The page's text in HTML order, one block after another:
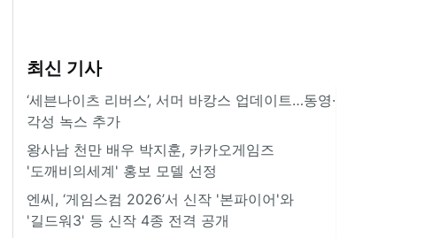
최신 기사
‘세븐나이츠 리버스’, 서머 바캉스 업데이트…동영·
각성 녹스 추가
왕사남 천만 배우 박지훈, 카카오게임즈
'도깨비의세계' 홍보 모델 선정
엔씨, ‘게임스컴 2026’서 신작 '본파이어'와
'길드워3' 등 신작 4종 전격 공개